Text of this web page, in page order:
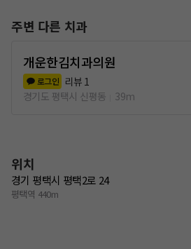
주변 다른 치과
개운한김치과의원
로그인 리뷰 1
경기도 평택시 신평동
39m
위치
경기 평택시 평택2로 24
평택역 440m